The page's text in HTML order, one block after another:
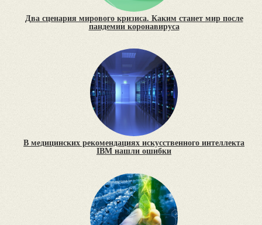
Два сценария мирового кризиса. Каким станет мир после
пандемии коронавируса
В медицинских рекомендациях искусственного интеллекта
IBM нашли ошибки